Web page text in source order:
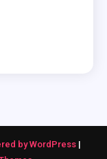
by WordPress |